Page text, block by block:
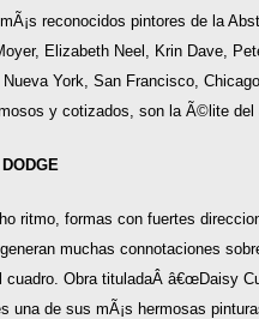
reconocidos pintores de la
Elizabeth Neel, Krin Dave,
York, San Francisco,
y cotizados, son la Ã©lite del
ritmo, formas con fuertes
muchas connotaciones
cuadro. Obra tituladaÂ â€œDaisy
una de sus mÃ¡s hermosas